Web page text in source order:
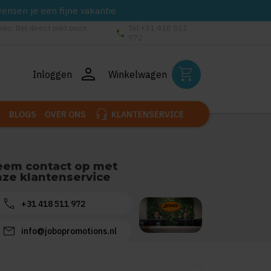
je een fijne vakantie
phone
Inloggen person Winkelwagen shopping_cart
BLOGS OVER ONS headset_mic KLANTENSERVICE
contact op met
klantenservice
call +31 418 511 972
mail info@jobopromotions.nl